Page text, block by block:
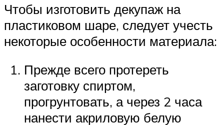
Чтобы изготовить декупаж на
пластиковом шаре, следует учесть
некоторые особенности материала:
Прежде всего протереть
заготовку спиртом,
прогрунтовать, а через 2 часа
нанести акриловую белую